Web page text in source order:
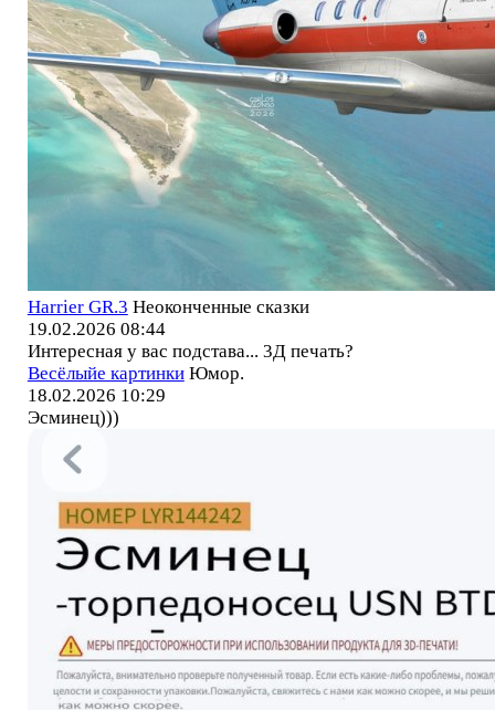
Harrier GR.3 Неоконченные сказки
19.02.2026 08:44
Интересная у вас подстава... 3Д печать?
Весёлыйе картинки Юмор.
18.02.2026 10:29
Эсминец)))